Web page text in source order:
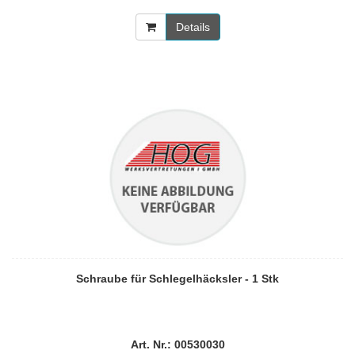
Details
Schraube für Schlegelhäcksler - 1 Stk
Art. Nr.: 00530030